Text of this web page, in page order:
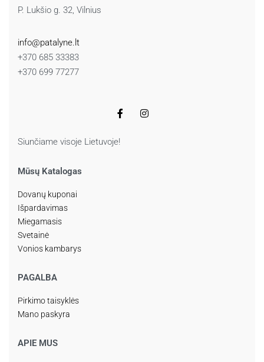
P. Lukšio g. 32, Vilnius
info@patalyne.lt
+370 685 33383
+370 699 77277
Siunčiame visoje Lietuvoje!
Mūsų Katalogas
Dovanų kuponai
Išpardavimas
Miegamasis
Svetainė
Vonios kambarys
PAGALBA
Pirkimo taisyklės
Mano paskyra
APIE MUS